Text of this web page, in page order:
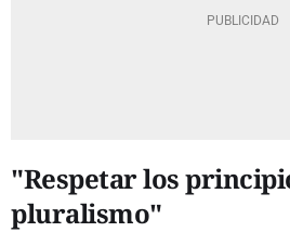
"Respetar los
pluralismo"